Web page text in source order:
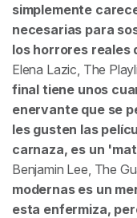
simplemente
necesarias para
los horrores reales
Elena Lazic, The
final tiene unos
enervante que se
les gusten las
carnaza, es un
Benjamin Lee, The
modernas es un
esta enfermiza,